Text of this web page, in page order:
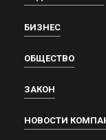
БИЗНЕС
ОБЩЕСТВО
ЗАКОН
НОВОСТИ